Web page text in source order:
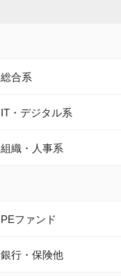
総合系
IT・デジタル系
組織・人事系
PEファンド
銀行・保険他